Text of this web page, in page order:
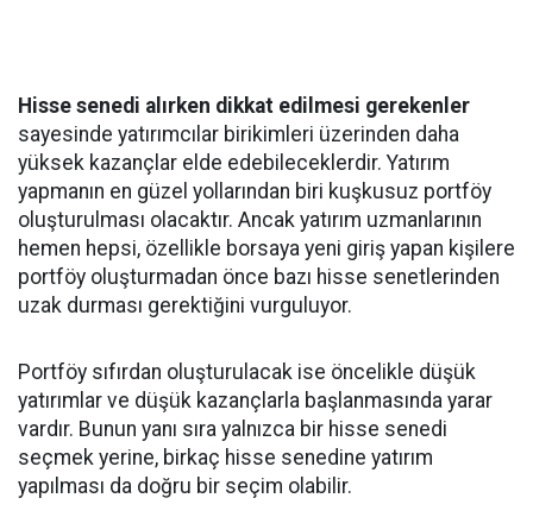
Hisse senedi alırken dikkat edilmesi gerekenler
sayesinde yatırımcılar birikimleri üzerinden daha
yüksek kazançlar elde edebileceklerdir. Yatırım
yapmanın en güzel yollarından biri kuşkusuz portföy
oluşturulması olacaktır. Ancak yatırım uzmanlarının
hemen hepsi, özellikle borsaya yeni giriş yapan kişilere
portföy oluşturmadan önce bazı hisse senetlerinden
uzak durması gerektiğini vurguluyor.
Portföy sıfırdan oluşturulacak ise öncelikle düşük
yatırımlar ve düşük kazançlarla başlanmasında yarar
vardır. Bunun yanı sıra yalnızca bir hisse senedi
seçmek yerine, birkaç hisse senedine yatırım
yapılması da doğru bir seçim olabilir.